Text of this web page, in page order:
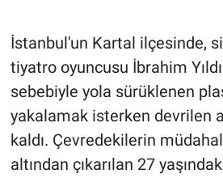
İstanbul'un Kartal ilçesinde,
tiyatro oyuncusu İbrahim
sebebiyle yola sürüklenen
yakalamak isterken devrilen
kaldı. Çevredekilerin
altından çıkarılan 27
Gün Ortası
Gündem Özel
Günün görüntüsü
Haber